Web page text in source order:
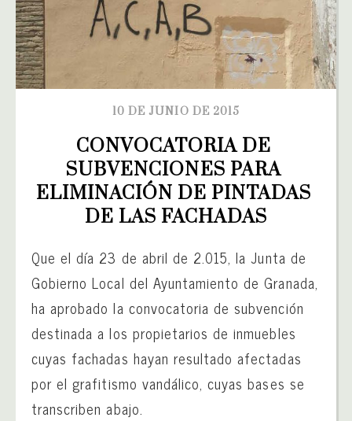
10 DE JUNIO DE 2015
CONVOCATORIA DE
SUBVENCIONES PARA
ELIMINACIÓN DE PINTADAS
DE LAS FACHADAS
Que el día 23 de abril de 2.015, la Junta de
Gobierno Local del Ayuntamiento de Granada,
ha aprobado la convocatoria de subvención
destinada a los propietarios de inmuebles
cuyas fachadas hayan resultado afectadas
por el grafitismo vandálico, cuyas bases se
transcriben abajo.